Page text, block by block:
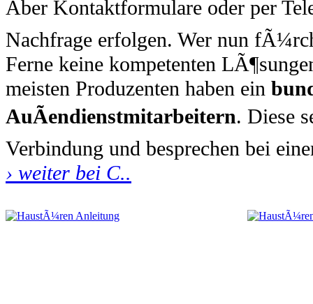
Ãber Kontaktformulare oder per
Nachfrage erfolgen. Wer nun
Ferne keine kompetenten
meisten Produzenten haben ein
AuÃendienstmitarbeitern. Diese
Verbindung und besprechen bei
› weiter bei C..